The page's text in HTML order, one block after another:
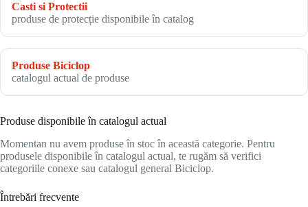
Casti si Protectii
produse de protecție disponibile în catalog
Produse Biciclop
catalogul actual de produse
Produse disponibile în catalogul actual
Momentan nu avem produse în stoc în această categorie. Pentru
produsele disponibile în catalogul actual, te rugăm să verifici
categoriile conexe sau catalogul general Biciclop.
Întrebări frecvente